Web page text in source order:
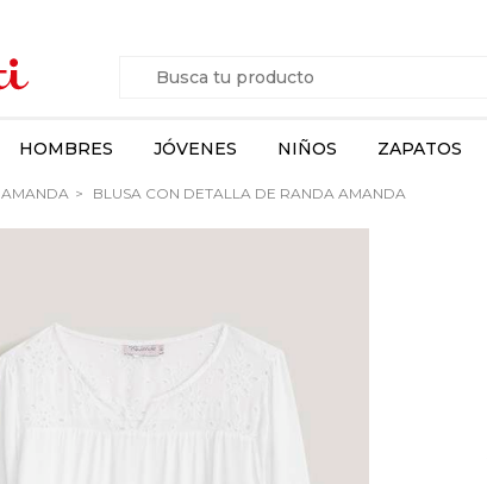
HOMBRES JÓVENES NIÑOS ZAPATOS
AMANDA BLUSA CON DETALLA DE RANDA AMANDA